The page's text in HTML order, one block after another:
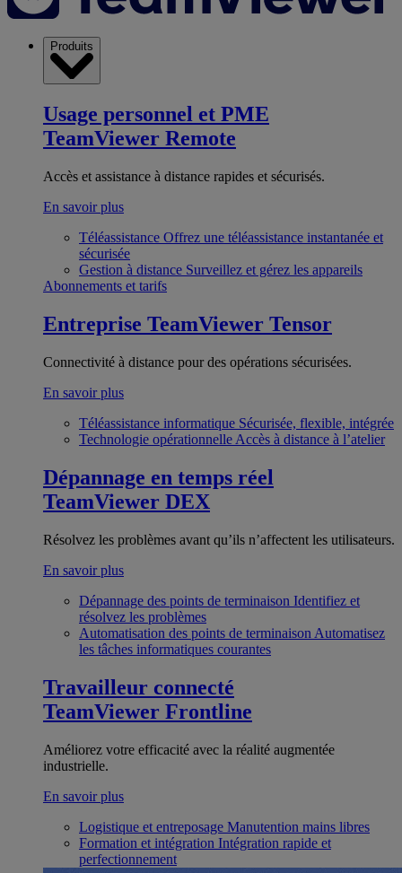
Produits
Usage personnel et PME
TeamViewer Remote
Accès et assistance à distance rapides et sécurisés.
En savoir plus
Téléassistance Offrez une téléassistance instantanée et
sécurisée
Gestion à distance Surveillez et gérez les appareils
Abonnements et tarifs
Entreprise TeamViewer Tensor
Connectivité à distance pour des opérations sécurisées.
En savoir plus
Téléassistance informatique Sécurisée, flexible, intégrée
Technologie opérationnelle Accès à distance à l’atelier
Dépannage en temps réel
TeamViewer DEX
Résolvez les problèmes avant qu’ils n’affectent les utilisateurs.
En savoir plus
Dépannage des points de terminaison Identifiez et
résolvez les problèmes
Automatisation des points de terminaison Automatisez
les tâches informatiques courantes
Travailleur connecté
TeamViewer Frontline
Améliorez votre efficacité avec la réalité augmentée
industrielle.
En savoir plus
Logistique et entreposage Manutention mains libres
Formation et intégration Intégration rapide et
perfectionnement